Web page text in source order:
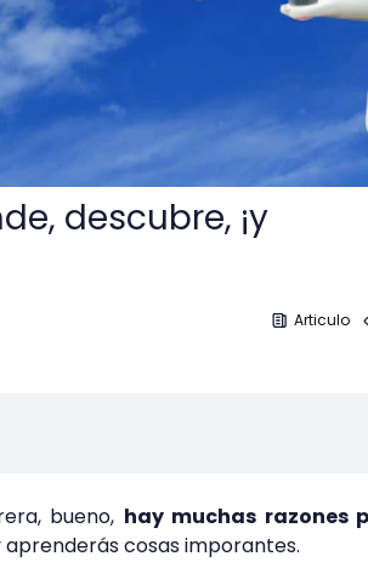
descubre, ¡y
Articulo
bueno, hay muchas razones
aprenderás cosas imporantes.